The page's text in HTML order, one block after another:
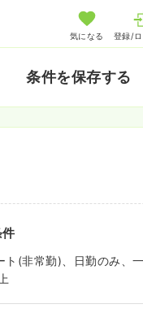
気になる 登録/
条件を保存する
ト(非常勤)、日勤のみ、